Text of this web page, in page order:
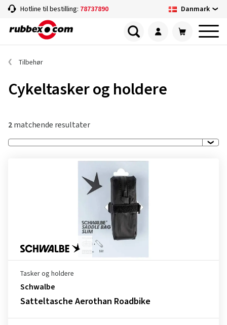
Hotline til bestilling: 78737890 Danmark
Tilbehør
Cykeltasker og holdere
2matchende resultater
Tasker og holdere
Schwalbe
Satteltasche Aerothan Roadbike